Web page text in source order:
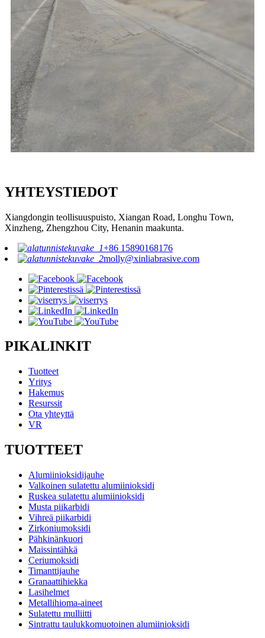
YHTEYSTIEDOT
Xiangdongin teollisuuspuisto, Xiangan Road, Longhu Town,
Xinzheng, Zhengzhou City, Henanin maakunta.
+86 15890168176
molly@xinliabrasive.com
PIKALINKIT
Tuotteet
Yritys
Hakemus
Resurssit
Ota yhteyttä
VR
TUOTTEET
Alumiinioksidijauhe
Valkoinen sulatettu alumiinioksidi
Ruskea sulatettu alumiinioksidi
Musta piikarbidi
Vihreä piikarbidi
Zirkoniumoksidi
Pähkinänkuori
Maissintähkä
Ceriumoksidi
Timanttijauhe
Granaattihiekka
Lasihelmet
Metallihioma-aineet
Sulatettu mulliitti
Sintrattu taulukkomuotoinen alumiinioksidi